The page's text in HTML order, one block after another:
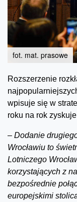
fot. mat. prasowe
Rozszerzenie
wpisuje się w
roku na rok
– Dodanie
Wrocławiu to
Lotniczego
korzystających z
bezpośrednie
europejskimi